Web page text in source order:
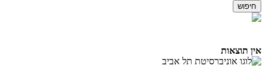
אין תוצאות